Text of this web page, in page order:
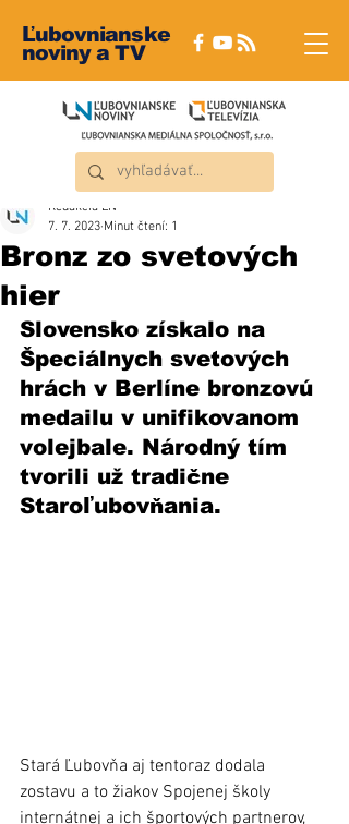
Ľubovnianske
noviny a TV
Bronz zo svetových
hier
Redakcia ĽN
7. 7. 2023 Minut čtení: 1
Slovensko získalo na
Špeciálnych svetových
hrách v Berlíne bronzovú
medailu v unifikovanom
volejbale. Národný tím
tvorili už tradične
Staroľubovňania.
Stará Ľubovňa aj tentoraz dodala
zostavu a to žiakov Spojenej školy
internátnej a ich športových partnerov,